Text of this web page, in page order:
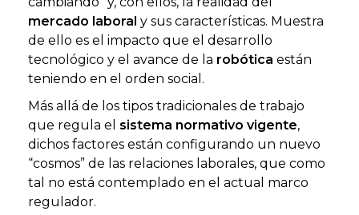
mercado laboral y sus características. Muestra
de ello es el impacto que el desarrollo
tecnológico y el avance de la robótica están
teniendo en el orden social.
Más allá de los tipos tradicionales de trabajo
que regula el sistema normativo vigente,
dichos factores están configurando un nuevo
“cosmos” de las relaciones laborales, que como
tal no está contemplado en el actual marco
regulador.